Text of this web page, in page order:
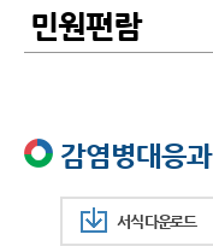
민원편람
감염병대응과
서식 다운로드